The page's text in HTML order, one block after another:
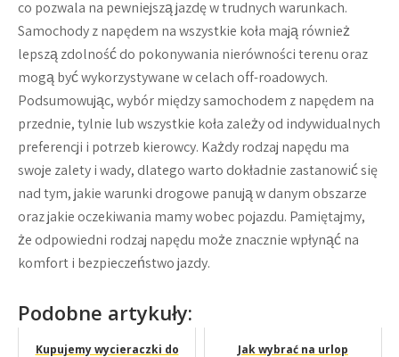
co pozwala na pewniejszą jazdę w trudnych warunkach.
Samochody z napędem na wszystkie koła mają również
lepszą zdolność do pokonywania nierówności terenu oraz
mogą być wykorzystywane w celach off-roadowych.
Podsumowując, wybór między samochodem z napędem na
przednie, tylnie lub wszystkie koła zależy od indywidualnych
preferencji i potrzeb kierowcy. Każdy rodzaj napędu ma
swoje zalety i wady, dlatego warto dokładnie zastanowić się
nad tym, jakie warunki drogowe panują w danym obszarze
oraz jakie oczekiwania mamy wobec pojazdu. Pamiętajmy,
że odpowiedni rodzaj napędu może znacznie wpłynąć na
komfort i bezpieczeństwo jazdy.
Podobne artykuły:
Kupujemy wycieraczki do
Jak wybrać na urlop